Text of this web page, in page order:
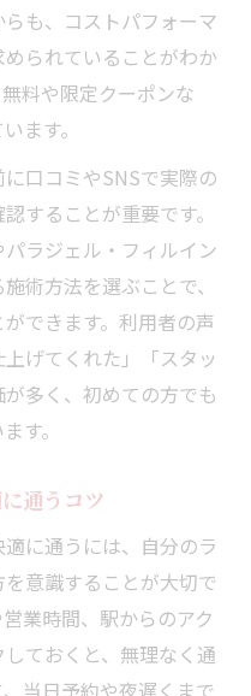
最新デザイン徹底解
名駅サロン選びの極
の流行色に挑戦しよ
駅周辺ネイル事情
人気の比較ポイント
サロンを徹底リサー
びで重視すべき点
も比較のポイント
コミを活用する方
でアクセス重視の選
単な選び方のコツ
も、コストパフォーマ
られていることがわか
料や限定クーポンな
ます。
口コミやSNSで実際の
することが重要です。
ラジェル・フィルイン
術方法を選ぶことで、
できます。利用者の声
げてくれた」「スタッ
多く、初めての方でも
す。
通うコツ
に通うには、自分のラ
意識することが大切で
業時間、駅からのアク
ておくと、無理なく通
当日予約や夜遅くまで